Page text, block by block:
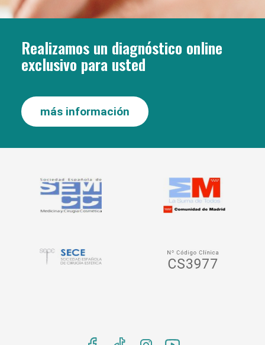
Realizamos un diagnóstico online
exclusivo para usted
más información